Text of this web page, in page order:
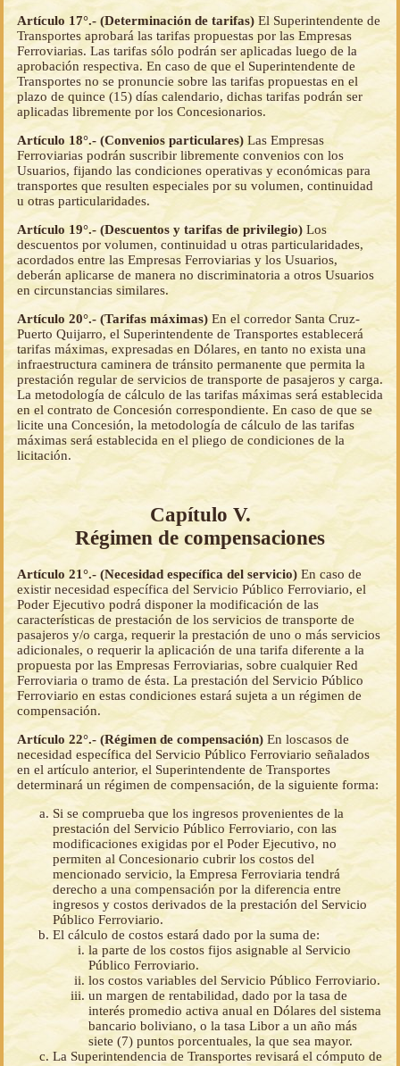
Artículo 17°.- (Determinación de tarifas) El Superintendente de
Transportes aprobará las tarifas propuestas por las Empresas
Ferroviarias. Las tarifas sólo podrán ser aplicadas luego de la
aprobación respectiva. En caso de que el Superintendente de
Transportes no se pronuncie sobre las tarifas propuestas en el
plazo de quince (15) días calendario, dichas tarifas podrán ser
aplicadas libremente por los Concesionarios.
Artículo 18°.- (Convenios particulares) Las Empresas
Ferroviarias podrán suscribir libremente convenios con los
Usuarios, fijando las condiciones operativas y económicas para
transportes que resulten especiales por su volumen, continuidad
u otras particularidades.
Artículo 19°.- (Descuentos y tarifas de privilegio) Los
descuentos por volumen, continuidad u otras particularidades,
acordados entre las Empresas Ferroviarias y los Usuarios,
deberán aplicarse de manera no discriminatoria a otros Usuarios
en circunstancias similares.
Artículo 20°.- (Tarifas máximas) En el corredor Santa Cruz-
Puerto Quijarro, el Superintendente de Transportes establecerá
tarifas máximas, expresadas en Dólares, en tanto no exista una
infraestructura caminera de tránsito permanente que permita la
prestación regular de servicios de transporte de pasajeros y carga.
La metodología de cálculo de las tarifas máximas será establecida
en el contrato de Concesión correspondiente. En caso de que se
licite una Concesión, la metodología de cálculo de las tarifas
máximas será establecida en el pliego de condiciones de la
licitación.
Capítulo V.
Régimen de compensaciones
Artículo 21°.- (Necesidad específica del servicio) En caso de
existir necesidad específica del Servicio Público Ferroviario, el
Poder Ejecutivo podrá disponer la modificación de las
características de prestación de los servicios de transporte de
pasajeros y/o carga, requerir la prestación de uno o más servicios
adicionales, o requerir la aplicación de una tarifa diferente a la
propuesta por las Empresas Ferroviarias, sobre cualquier Red
Ferroviaria o tramo de ésta. La prestación del Servicio Público
Ferroviario en estas condiciones estará sujeta a un régimen de
compensación.
Artículo 22°.- (Régimen de compensación) En loscasos de
necesidad específica del Servicio Público Ferroviario señalados
en el artículo anterior, el Superintendente de Transportes
determinará un régimen de compensación, de la siguiente forma:
Si se comprueba que los ingresos provenientes de la
prestación del Servicio Público Ferroviario, con las
modificaciones exigidas por el Poder Ejecutivo, no
permiten al Concesionario cubrir los costos del
mencionado servicio, la Empresa Ferroviaria tendrá
derecho a una compensación por la diferencia entre
ingresos y costos derivados de la prestación del Servicio
Público Ferroviario.
El cálculo de costos estará dado por la suma de:
la parte de los costos fijos asignable al Servicio
Público Ferroviario.
los costos variables del Servicio Público Ferroviario.
un margen de rentabilidad, dado por la tasa de
interés promedio activa anual en Dólares del sistema
bancario boliviano, o la tasa Libor a un año más
siete (7) puntos porcentuales, la que sea mayor.
La Superintendencia de Transportes revisará el cómputo de